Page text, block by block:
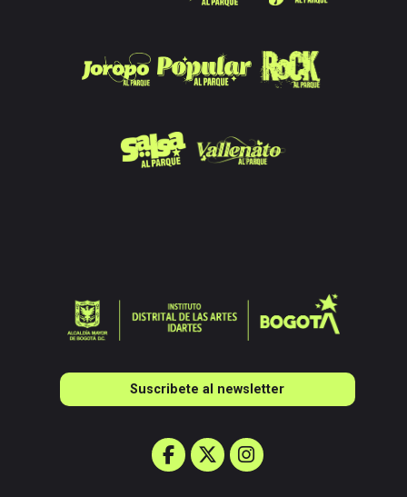
Suscribete al newsletter